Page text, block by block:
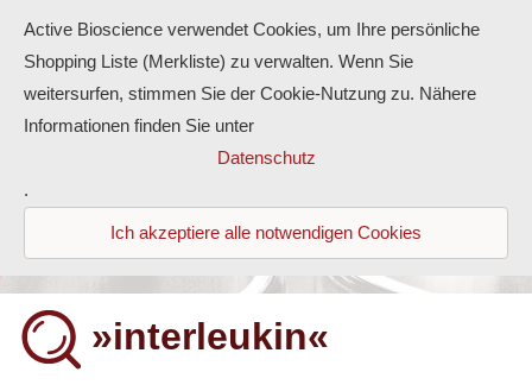
Antikörper
ELISA-Kits
Diaclone Produkte
Home
»interleukin«
Active Bioscience verwendet Cookies, um Ihre persönliche
Shopping Liste (Merkliste) zu verwalten. Wenn Sie
weitersurfen, stimmen Sie der Cookie-Nutzung zu. Nähere
Informationen finden Sie unter
Datenschutz
.
Ich akzeptiere alle notwendigen Cookies